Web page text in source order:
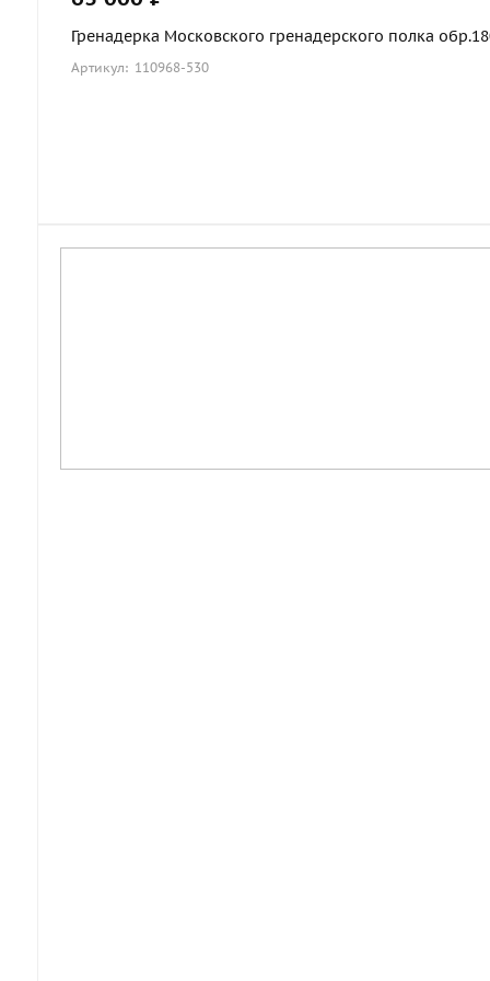
Гренадерка Московского гренадерского полка
Артикул: 110968-530